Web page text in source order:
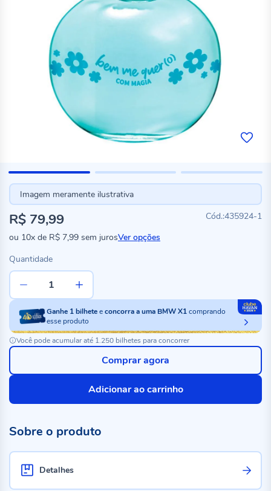
Imagem meramente ilustrativa
435924-1
R$ 79,99
ou 10x de R$ 7,99 sem jurosVer opções
Quantidade
Ganhe 1bilheteeconcorra a uma BMW X1comprando
esse produto
Você pode acumular até 1.250 bilhetes para concorrer
Adicionar ao carrinho
Comprar agora
Sobre o produto
Detalhes